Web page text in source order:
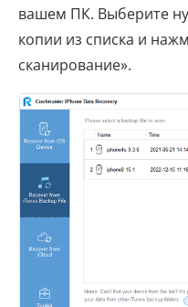
вашем ПК. Выберите
копии из списка и
сканирование».